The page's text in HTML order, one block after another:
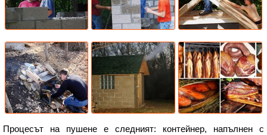
Процесът на пушене е следният: контейнер, напълнен с